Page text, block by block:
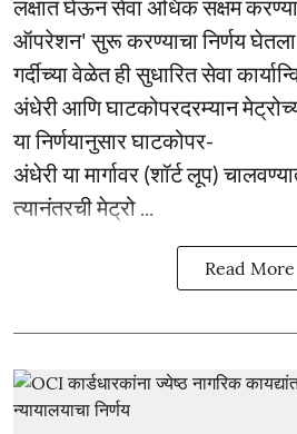
लक्षात घेऊन सेवा अधिक सक्षम
ऑपरेशन' सुरू करण्याचा निर्णय
गर्दीच्या वेळेत ही सुधारित सेवा
अंधेरी आणि घाटकोपरदरम्यान
या निर्णयानुसार घाटकोपर-
अंधेरी या मार्गावर (शॉर्ट लूप)
त्यानंतरची मेट्रो ...
Read More